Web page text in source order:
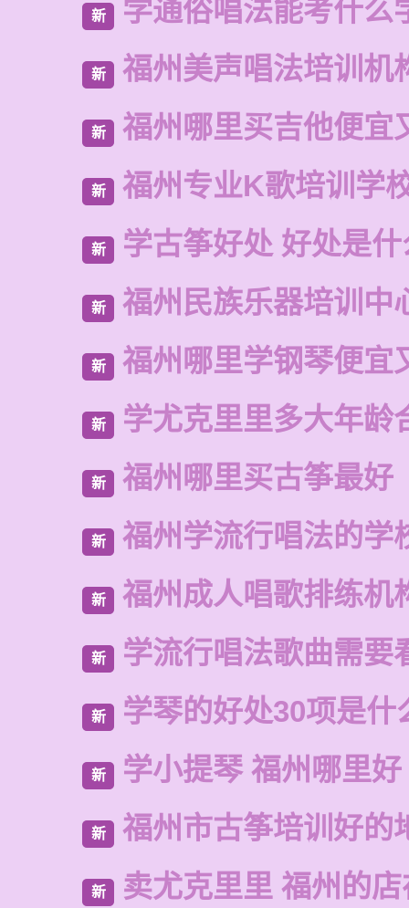
新 学通俗唱法能考什么
新 福州美声唱法培训机
新 福州哪里买吉他便宜
新 福州专业K歌培训学
新 学古筝好处 好处是什
新 福州民族乐器培训中
新 福州哪里学钢琴便宜
新 学尤克里里多大年龄
新 福州哪里买古筝最好
新 福州学流行唱法的学
新 福州成人唱歌排练机
新 学流行唱法歌曲需要
新 学琴的好处30项是什
新 学小提琴 福州哪里好
新 福州市古筝培训好的
新 卖尤克里里 福州的